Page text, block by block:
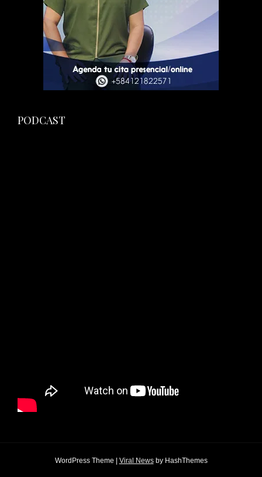
PODCAST
WordPress Theme Viral Newsby HashThemes